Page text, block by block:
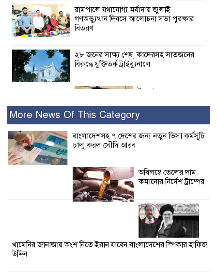
রামপালে যথাযোগ্য মর্যাদায় জুলাই
গণঅভ্যুত্থান দিবসে আলোচনা সভা পুরষ্কার
বিতরণ
২৮ জনের সাক্ষ্য শেষ, কাদেরসহ সাতজনের
বিরুদ্ধে যুক্তিতর্ক ট্রাইব্যুনালে
ইসলামের সবচেয়ে
নুর
পাঁচ মাসে সরকারের দোষ দিচ্ছেন, আপনারা
কালিগঞ্জে নিখোঁজ জেলের মরদেহ অবশেষে
মিলল ইছামতী নদীতে
শ্রীউলা ইউনিয়ন
বিএনপির ২নং ওয়ার্ডের
উদ্যোগে কর্মী সম্মেলন
More News Of This Category
বাংলাদেশসহ ৭ দেশের জন্য নতুন ভিসা কর্মসূচি
চালু করল সৌদি আরব
অবিলম্বে তেলের দাম
কমানোর নির্দেশ ট্রাম্পের
খামেনির জানাজায় অংশ নিতে ইরান যাবেন বাংলাদেশের স্পিকার হাফিজ
উদ্দিন